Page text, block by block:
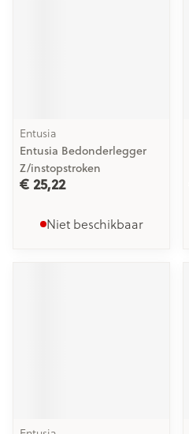
Entusia
Entusia Bedonderlegger
Z/instopstroken
€ 25,22
Niet beschikbaar